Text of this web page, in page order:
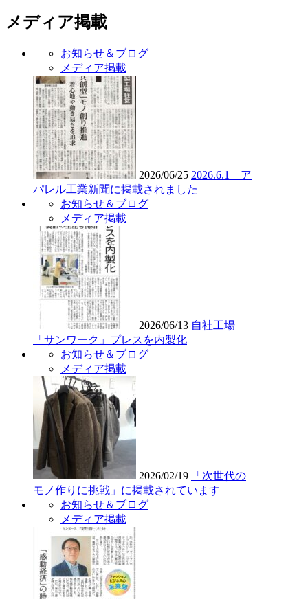
メディア掲載
お知らせ＆ブログ
メディア掲載
2026/06/25 2026.6.1 ア
パレル工業新聞に掲載されました
お知らせ＆ブログ
メディア掲載
2026/06/13 自社工場
「サンワーク」プレスを内製化
お知らせ＆ブログ
メディア掲載
2026/02/19
「次世代の
モノ作りに挑戦」に掲載されています
お知らせ＆ブログ
メディア掲載